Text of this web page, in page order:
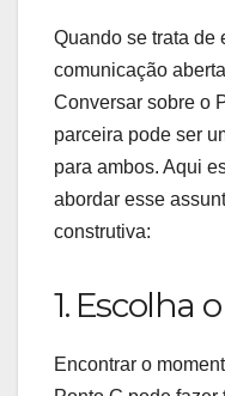
Quando se trata de
comunicação
Conversar sobre o
parceira pode ser
para ambos. Aqui
abordar esse
construtiva:
1. Escolha
Encontrar o